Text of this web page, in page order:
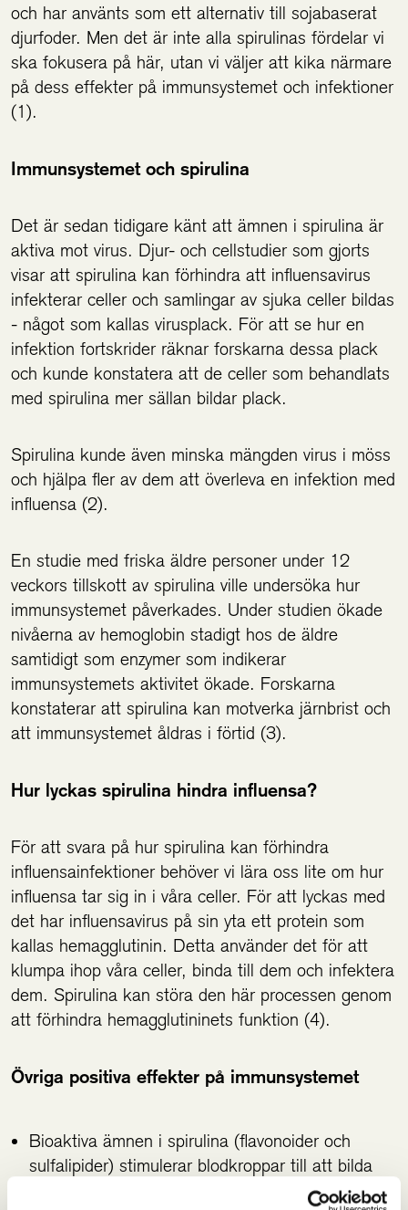
och har använts som ett alternativ till sojabaserat
djurfoder. Men det är inte alla spirulinas fördelar vi
ska fokusera på här, utan vi väljer att kika närmare
på dess effekter på immunsystemet och infektioner
(1).
Immunsystemet och spirulina
Det är sedan tidigare känt att ämnen i spirulina är
aktiva mot virus. Djur- och cellstudier som gjorts
visar att spirulina kan förhindra att influensavirus
infekterar celler och samlingar av sjuka celler bildas
- något som kallas virusplack. För att se hur en
infektion fortskrider räknar forskarna dessa plack
och kunde konstatera att de celler som behandlats
med spirulina mer sällan bildar plack.
Spirulina kunde även minska mängden virus i möss
och hjälpa fler av dem att överleva en infektion med
influensa (2).
En studie med friska äldre personer under 12
veckors tillskott av spirulina ville undersöka hur
immunsystemet påverkades. Under studien ökade
nivåerna av hemoglobin stadigt hos de äldre
samtidigt som enzymer som indikerar
immunsystemets aktivitet ökade. Forskarna
konstaterar att spirulina kan motverka järnbrist och
att immunsystemet åldras i förtid (3).
Hur lyckas spirulina hindra influensa?
För att svara på hur spirulina kan förhindra
influensainfektioner behöver vi lära oss lite om hur
influensa tar sig in i våra celler. För att lyckas med
det har influensavirus på sin yta ett protein som
kallas hemagglutinin. Detta använder det för att
klumpa ihop våra celler, binda till dem och infektera
dem. Spirulina kan störa den här processen genom
att förhindra hemagglutininets funktion (4).
Övriga positiva effekter på immunsystemet
Bioaktiva ämnen i spirulina (flavonoider och
sulfalipider) stimulerar blodkroppar till att bilda